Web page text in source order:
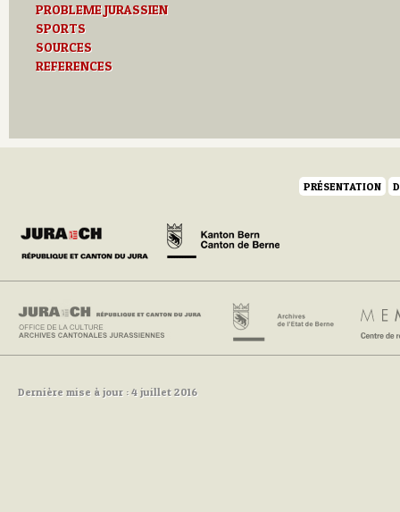
PROBLEME JURASSIEN
SPORTS
SOURCES
REFERENCES
PRÉSENTATION
Dernière mise à jour : 4 juillet 2016